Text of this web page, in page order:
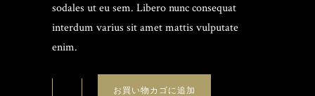
sodales ut eu sem. Libero nunc consequat
interdum varius sit amet mattis vulputate
enim.
お買い物カゴに追加